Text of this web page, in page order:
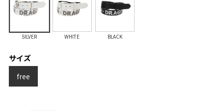
SILVER WHITE BLACK
サイズ
free